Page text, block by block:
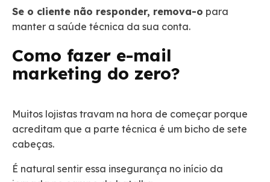
Se o cliente não responder, remova-o para
manter a saúde técnica da sua conta.
Como fazer e-mail
marketing do zero?
Muitos lojistas travam na hora de começar porque
acreditam que a parte técnica é um bicho de sete
cabeças.
É natural sentir essa insegurança no início da